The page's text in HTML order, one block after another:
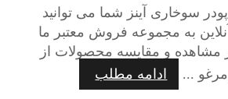
سوخاری آینز شما می توانید
به مجموعه فروش معتبر ما
مشاهده و مقایسه محصولات از
...
ادامه مطلب